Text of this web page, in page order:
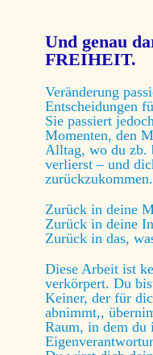
Und genau
FREIHEIT.
Veränderung
Entscheidungen
Sie passiert
Momenten, den
Alltag, wo du zb.
verlierst – und
zurückzukommen.
Zurück in deine
Zurück in deine
Zurück in das,
Diese Arbeit ist
verkörpert. Du
Keiner, der für
abnimmt,,
Raum, in dem du